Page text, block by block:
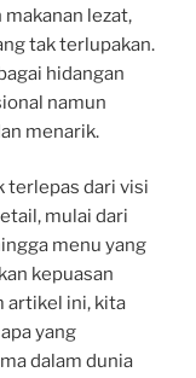
lezat,
tak terlupakan.
hidangan
namun
menarik.
terlepas dari visi
mulai dari
menu yang
kepuasan
artikel ini, kita
yang
dalam dunia